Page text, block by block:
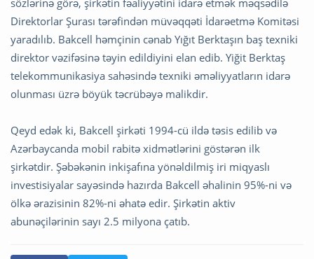
Direktorlar Şurası tərəfindən müvəqqəti İdarəetmə Komitəsi
yaradılıb. Bakcell həmçinin cənab Yığıt Berktaşın baş texniki
direktor vəzifəsinə təyin edildiyini elan edib. Yiğit Berktaş
telekommunikasiya sahəsində texniki əməliyyatların idarə
olunması üzrə böyük təcrübəyə malikdir.
Qeyd edək ki, Bakcell şirkəti 1994-cü ildə təsis edilib və
Azərbaycanda mobil rabitə xidmətlərini göstərən ilk
şirkətdir. Şəbəkənin inkişafına yönəldilmiş iri miqyaslı
investisiyalar sayəsində hazırda Bakcell əhalinin 95%-ni və
ölkə ərazisinin 82%-ni əhatə edir. Şirkətin aktiv
abunəçilərinin sayı 2.5 milyona çatıb.